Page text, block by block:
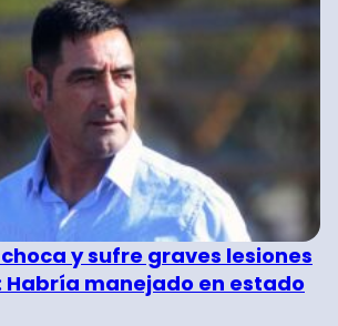
y sufre graves lesiones
Habría manejado en estado